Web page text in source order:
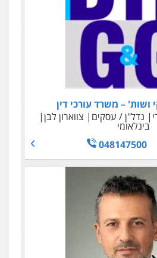
ושות' – משרד עורכי דין
נדל"ן / עסקים צווארון לבן
בינלאומי
048147500
פלילי ואזרחי הלבנת הון
0506209589